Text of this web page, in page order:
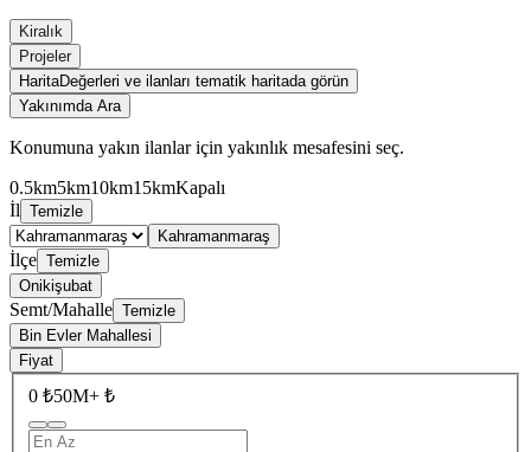
Kiralık
Projeler
HaritaDeğerleri ve ilanları tematik haritada görün
Yakınımda Ara
Konumuna yakın ilanlar için yakınlık mesafesini seç.
0.5km5km10km15kmKapalı
İl Temizle
Kahramanmaraş
İlçe Temizle
Onikişubat
Semt/Mahalle Temizle
Bin Evler Mahallesi
Fiyat
0 ₺50M+ ₺